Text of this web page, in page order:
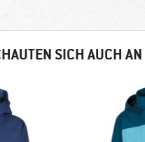
SICH AUCH AN